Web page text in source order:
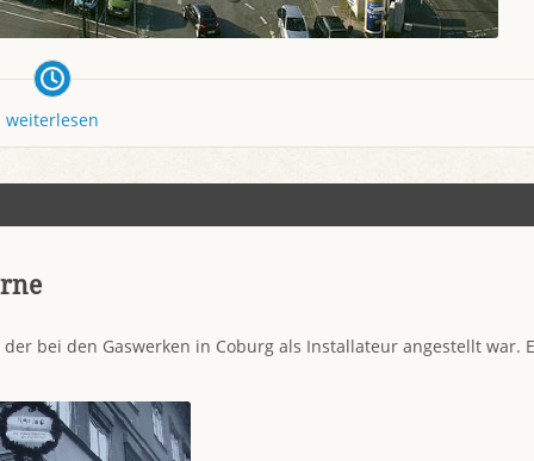
weiterlesen
bei den Gaswerken in Coburg als Installateur angestellt war.